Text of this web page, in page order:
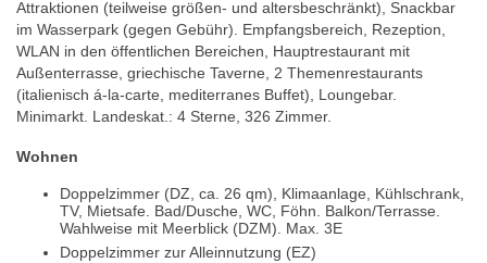
Attraktionen (teilweise größen- und altersbeschränkt), Snackbar
im Wasserpark (gegen Gebühr). Empfangsbereich, Rezeption,
WLAN in den öffentlichen Bereichen, Hauptrestaurant mit
Außenterrasse, griechische Taverne, 2 Themenrestaurants
(italienisch á-la-carte, mediterranes Buffet), Loungebar.
Minimarkt. Landeskat.: 4 Sterne, 326 Zimmer.
Wohnen
Doppelzimmer (DZ, ca. 26 qm), Klimaanlage, Kühlschrank,
TV, Mietsafe. Bad/Dusche, WC, Föhn. Balkon/Terrasse.
Wahlweise mit Meerblick (DZM). Max. 3E
Doppelzimmer zur Alleinnutzung (EZ)